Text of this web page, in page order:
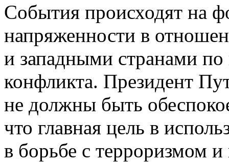
События происходят на
напряженности в
и западными странами по
конфликта. Президент
не должны быть
что главная цель в
в борьбе с терроризмом и